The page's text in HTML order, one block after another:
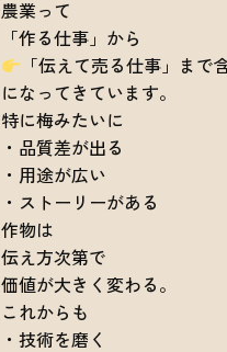
農業って
「作る仕事」から
「伝えて売る仕事」まで
になってきています。
特に梅みたいに
・品質差が出る
・用途が広い
・ストーリーがある
作物は
伝え方次第で
価値が大きく変わる。
これからも
・技術を磨く